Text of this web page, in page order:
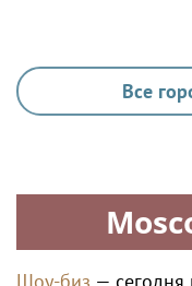
Все
Шоу-биз — сегодня